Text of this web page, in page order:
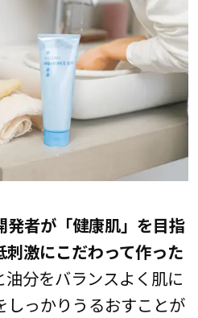
者が「健康肌」を目指
激にこだわって作った
油分をバランスよく肌に
しっかりうるおすことが